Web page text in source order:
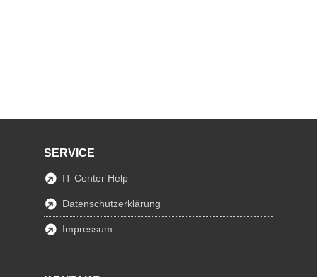
SERVICE
IT Center Help
Datenschutzerklärung
Impressum